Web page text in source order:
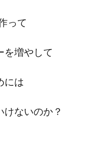
って
増やして
には
けないのか？